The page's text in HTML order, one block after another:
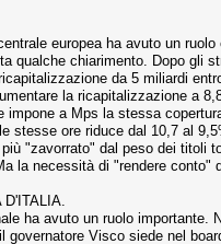
europea ha avuto un
qualche chiarimento. Dopo gli
da 5 miliardi
la ricapitalizzazione a
impone a Mps la stessa
stesse ore riduce dal 10,7 al
"zavorrato" dal peso dei titoli
la necessità di "rendere conto"
D'ITALIA.
ha avuto un ruolo importante.
governatore Visco siede nel